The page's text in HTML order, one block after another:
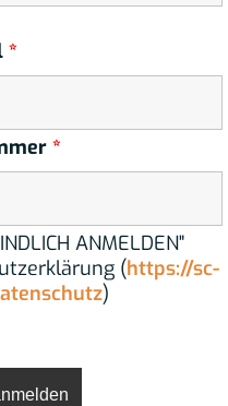
*
*
ANMELDEN"
(https://sc-
)